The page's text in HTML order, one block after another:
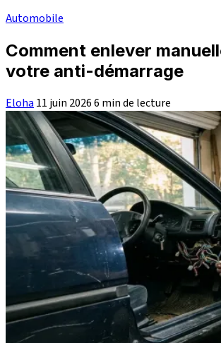
Automobile
Comment enlever
votre anti-démarrage
Eloha 11 juin 20266 min de lecture